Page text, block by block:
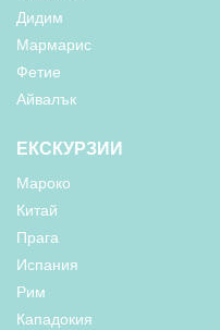
Дидим
Мармарис
Фетие
Айвалък
ЕКСКУРЗИИ
Мароко
Китай
Прага
Испания
Рим
Кападокия